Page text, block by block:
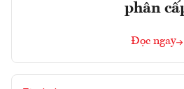
phân
Đọc ngay